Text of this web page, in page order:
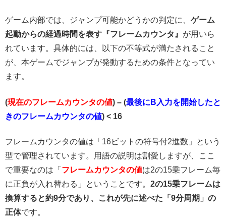
ゲーム内部では、ジャンプ可能かどうかの判定に、 ゲーム
起動からの経過時間を表す『フレームカウンタ』 が用いら
れています。具体的には、以下の不等式が満たされること
が、本ゲームでジャンプが発動するための条件となってい
ます。
(現在のフレームカウンタの値) – (最後にB入力を開始したと
きのフレームカウンタの値) < 16
フレームカウンタの値は「16ビットの符号付2進数」という
型で管理されています。用語の説明は割愛しますが、ここ
で重要なのは「 フレームカウンタの値は2の15乗フレーム毎
に正負が入れ替わる」ということです。 2の15乗フレームは
換算すると約9分であり、これが先に述べた「9分周期」の
正体です。